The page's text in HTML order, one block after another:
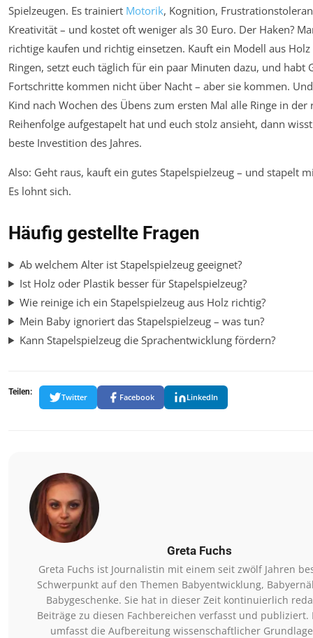
Spielzeugen. Es trainiert Motorik, Kognition,
Kreativität – und kostet oft weniger als 30 Euro. Der Haken?
richtige kaufen und richtig einsetzen. Kauft ein Modell aus
Ringen, setzt euch täglich für ein paar Minuten dazu, und habt
Fortschritte kommen nicht über Nacht – aber sie kommen.
Kind nach Wochen des Übens zum ersten Mal alle Ringe in der
Reihenfolge aufgestapelt hat und euch stolz ansieht, dann
beste Investition des Jahres.
Also: Geht raus, kauft ein gutes Stapelspielzeug – und stapelt
Es lohnt sich.
Häufig gestellte Fragen
Ab welchem Alter ist Stapelspielzeug geeignet?
Ist Holz oder Plastik besser für Stapelspielzeug?
Wie reinige ich ein Stapelspielzeug aus Holz richtig?
Mein Baby ignoriert das Stapelspielzeug – was tun?
Kann Stapelspielzeug die Sprachentwicklung fördern?
Teilen:
Twitter Facebook LinkedIn
Greta Fuchs
Greta Fuchs ist Journalistin mit einem seit zwölf Jahren
Schwerpunkt auf den Themen Babyentwicklung,
Babygeschenke. Sie hat in dieser Zeit kontinuierlich
Beiträge zu diesen Fachbereichen verfasst und publiziert.
umfasst die Aufbereitung wissenschaftlicher